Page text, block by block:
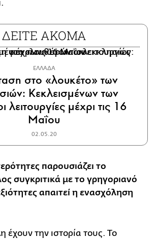
ΔΕΙΤΕ ΑΚΟΜΑ
ΕΛΛΑΔΑ
στο «λουκέτο» των
Κεκλεισμένων των
λειτουργίες μέχρι τις 16
Μαΐου
02.05.20
παρουσιάζει το
συγκριτικά με το γρηγοριανό
απαιτεί η ενασχόληση
έχουν την ιστορία τους. Το